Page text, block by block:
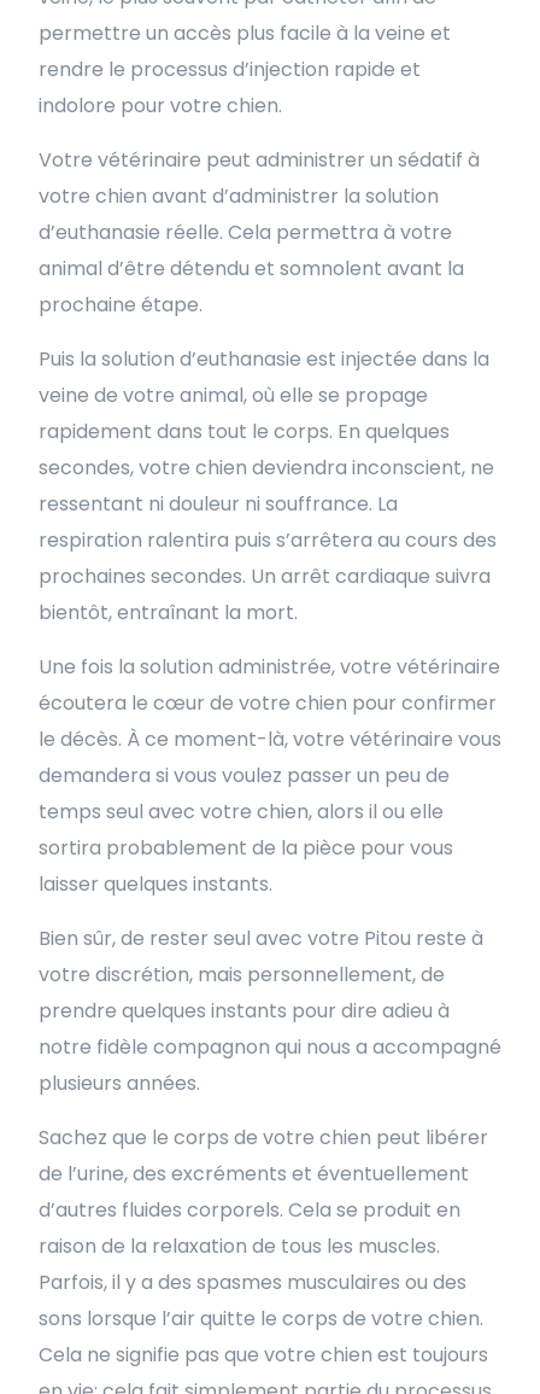
permettre un accès plus facile à la veine et
rendre le processus d’injection rapide et
indolore pour votre chien.
Votre vétérinaire peut administrer un sédatif à
votre chien avant d’administrer la solution
d’euthanasie réelle. Cela permettra à votre
animal d’être détendu et somnolent avant la
prochaine étape.
Puis la solution d’euthanasie est injectée dans la
veine de votre animal, où elle se propage
rapidement dans tout le corps. En quelques
secondes, votre chien deviendra inconscient, ne
ressentant ni douleur ni souffrance. La
respiration ralentira puis s’arrêtera au cours des
prochaines secondes. Un arrêt cardiaque suivra
bientôt, entraînant la mort.
Une fois la solution administrée, votre vétérinaire
écoutera le cœur de votre chien pour confirmer
le décès. À ce moment-là, votre vétérinaire vous
demandera si vous voulez passer un peu de
temps seul avec votre chien, alors il ou elle
sortira probablement de la pièce pour vous
laisser quelques instants.
Bien sûr, de rester seul avec votre Pitou reste à
votre discrétion, mais personnellement, de
prendre quelques instants pour dire adieu à
notre fidèle compagnon qui nous a accompagné
plusieurs années.
Sachez que le corps de votre chien peut libérer
de l’urine, des excréments et éventuellement
d’autres fluides corporels. Cela se produit en
raison de la relaxation de tous les muscles.
Parfois, il y a des spasmes musculaires ou des
sons lorsque l’air quitte le corps de votre chien.
Cela ne signifie pas que votre chien est toujours